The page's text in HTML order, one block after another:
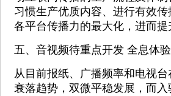
习惯生产优质内容、进行有效
各平台传播力的最大化，进而提
五、音视频待重点开发 全息体
从目前报纸、广播频率和电视
衰落趋势，双微平稳发展，而